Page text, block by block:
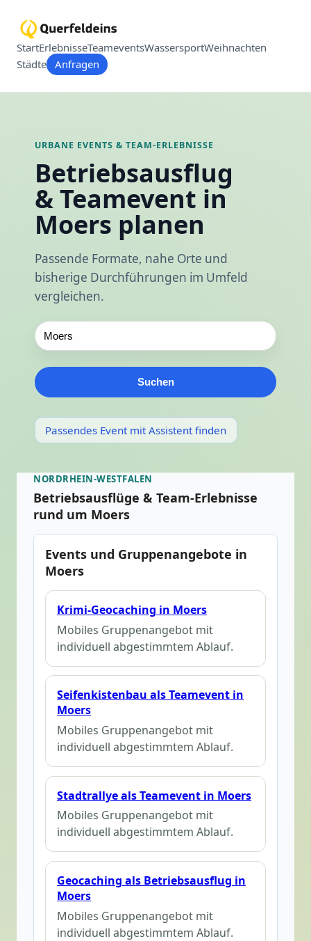
StartErlebnisseTeameventsWassersportWeihnachten
Städte Anfragen
URBANE EVENTS & TEAM-ERLEBNISSE
Betriebsausflug
& Teamevent in
Moers planen
Passende Formate, nahe Orte und
bisherige Durchführungen im Umfeld
vergleichen.
Suchen
Passendes Event mit Assistent finden
NORDRHEIN-WESTFALEN
Betriebsausflüge & Team-Erlebnisse
rund um Moers
Events und Gruppenangebote in
Moers
Krimi-Geocaching in Moers
Mobiles Gruppenangebot mit
individuell abgestimmtem Ablauf.
Seifenkistenbau als Teamevent in
Moers
Mobiles Gruppenangebot mit
individuell abgestimmtem Ablauf.
Stadtrallye als Teamevent in Moers
Mobiles Gruppenangebot mit
individuell abgestimmtem Ablauf.
Geocaching als Betriebsausflug in
Moers
Mobiles Gruppenangebot mit
individuell abgestimmtem Ablauf.